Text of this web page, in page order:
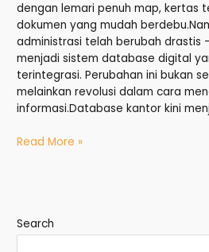
dengan lemari penuh map, kertas
dokumen yang mudah
administrasi telah berubah drastis
menjadi sistem database digital
terintegrasi. Perubahan ini bukan
melainkan revolusi dalam cara
informasi.Database kantor kini
Read More »
Search